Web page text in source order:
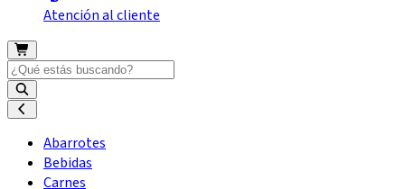
Atención al cliente
Abarrotes
Bebidas
Carnes